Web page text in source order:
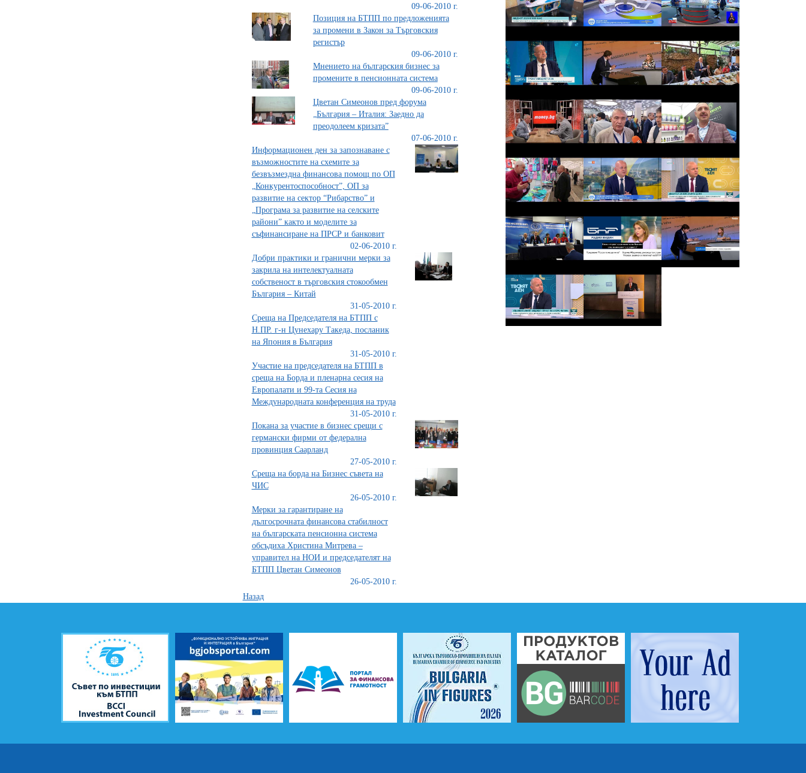
09-06-2010 г.
Позиция на БТПП по предложенията
за промени в Закон за Търговския
регистър
09-06-2010 г.
Мнението на българския бизнес за
промените в пенсионната система
09-06-2010 г.
Цветан Симеонов пред форума
„България – Италия: Заедно да
преодолеем кризата”
07-06-2010 г.
Информационен ден за запознаване с
възможностите на схемите за
безвъзмездна финансова помощ по ОП
„Конкурентоспособност”, ОП за
развитие на сектор “Рибарство” и
„Програма за развитие на селските
райони” както и моделите за
съфинансиране на ПРСР и банковит
02-06-2010 г.
Добри практики и гранични мерки за
закрила на интелектуалната
собственост в търговския стокообмен
България – Китай
31-05-2010 г.
Среща на Председателя на БТПП с
Н.ПР. г-н Цунехару Такеда, посланик
на Япония в България
31-05-2010 г.
Участие на председателя на БТПП в
среща на Борда и пленарна сесия на
Европалати и 99-та Сесия на
Международната конференция на труда
31-05-2010 г.
Покана за участие в бизнес срещи с
германски фирми от федерална
провинция Саарланд
27-05-2010 г.
Среща на борда на Бизнес съвета на
ЧИС
26-05-2010 г.
Мерки за гарантиране на
дългосрочната финансова стабилност
на българската пенсионна система
обсъдиха Христина Митрева –
управител на НОИ и председателят на
БТПП Цветан Симеонов
26-05-2010 г.
Назад